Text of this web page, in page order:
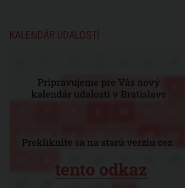
KALENDÁR UDALOSTÍ